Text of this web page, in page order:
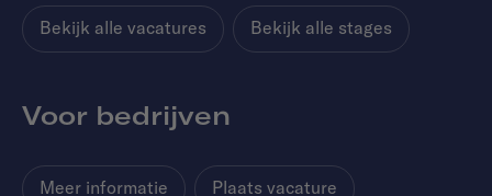
Bekijk alle vacatures Bekijk alle stages
Voor bedrijven
Meer informatie Plaats vacature